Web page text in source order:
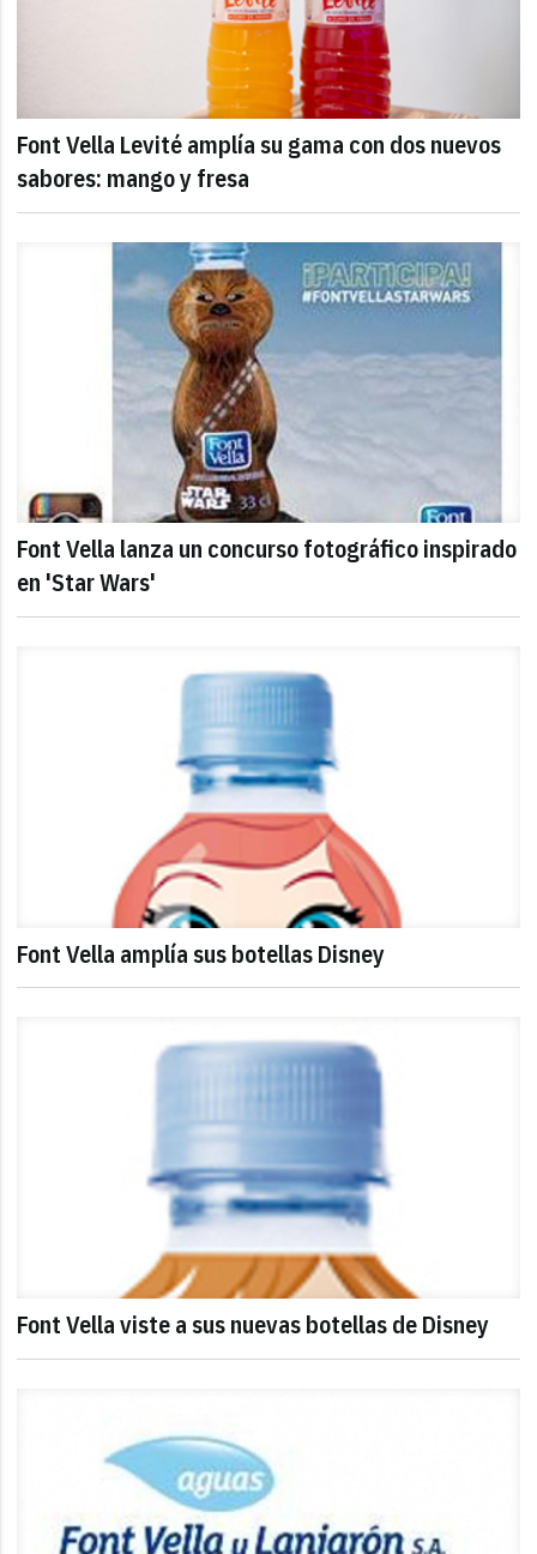
Font Vella Levité amplía su gama con dos nuevos
sabores: mango y fresa
Font Vella lanza un concurso fotográfico inspirado
en 'Star Wars'
Font Vella amplía sus botellas Disney
Font Vella viste a sus nuevas botellas de Disney